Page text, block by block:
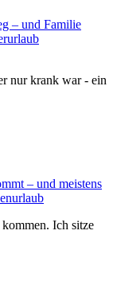
– und Familie
nur krank war - ein
– und meistens
Ich sitze